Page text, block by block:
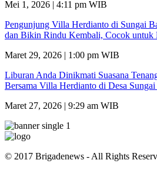
Mei 1, 2026 | 4:11 pm WIB
Pengunjung Villa Herdianto di Sungai
dan Bikin Rindu Kembali, Cocok untuk
Maret 29, 2026 | 1:00 pm WIB
Liburan Anda Dinikmati Suasana
Bersama Villa Herdianto di Desa
Maret 27, 2026 | 9:29 am WIB
© 2017 Brigadenews - All Rights